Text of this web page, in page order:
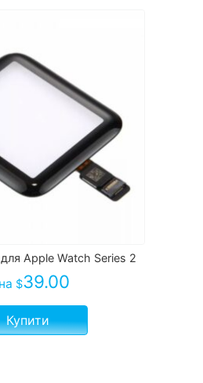
Apple Watch Series 2
$39.00
Купити